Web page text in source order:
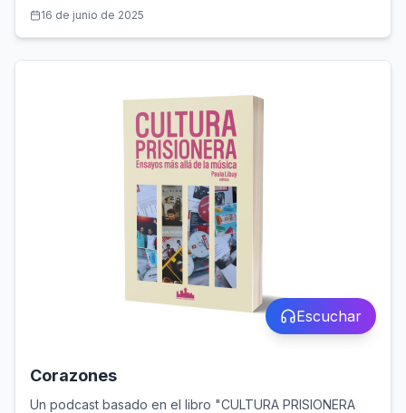
16 de junio de 2025
Escuchar
Corazones
Un podcast basado en el libro "CULTURA PRISIONERA